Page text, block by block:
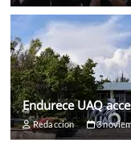
Endurece UAQ
Redaccion 3